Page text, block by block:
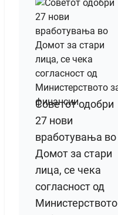
Советот одобри
27 нови
вработувања во
Домот за стари
лица, се чека
согласност од
Министерството